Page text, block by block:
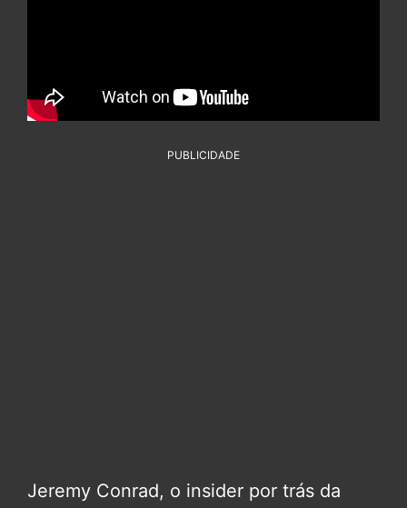
PUBLICIDADE
Jeremy Conrad, o insider por trás da